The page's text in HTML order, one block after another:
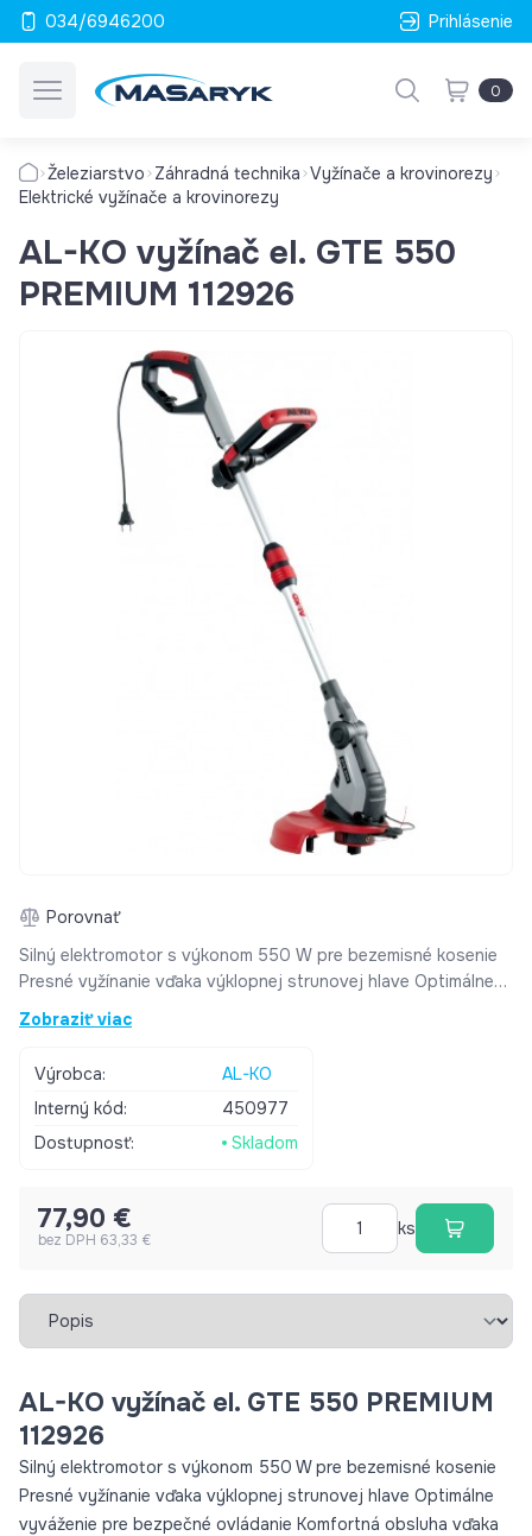
034/6946200 Prihlásenie
0
Železiarstvo Záhradná technika Vyžínače a krovinorezy
Elektrické vyžínače a krovinorezy
AL-KO vyžínač el. GTE 550
PREMIUM 112926
Porovnať
Silný elektromotor s výkonom 550 W pre bezemisné kosenie
Presné vyžínanie vďaka výklopnej strunovej hlave Optimálne
vyváženie pre bezpečné ovládanie Komfortná obsluha vďaka
nastaviteľnému držadlu a systému Tipp-Automatik Bezhlučná
Značka AL-KO Produktový rad Comfort Pracovná šírka v cm
30 Výkon motora vo wattoch 550 Akustický tlak v LpA [dB
(A)] 83 Náhradná cievka áno Teleskopická rukoväť áno Otočná
nie Akustický výkon LwA [dB (A)] 94 Hodnota vibrácií (m/s^2)
3.15 Garant.hlučnosť LwA [db (A)] 96 Odchýlka KpA [dB (A)] 2
Zobraziť viac
Výrobca:
AL-KO
Interný kód:
450977
Dostupnosť:
Skladom
77,90 €
bez DPH 63,33 €
ks
Vybrať záložku
AL-KO vyžínač el. GTE 550 PREMIUM
112926
Silný elektromotor s výkonom 550 W pre bezemisné kosenie
Presné vyžínanie vďaka výklopnej strunovej hlave Optimálne
vyváženie pre bezpečné ovládanie Komfortná obsluha vďaka